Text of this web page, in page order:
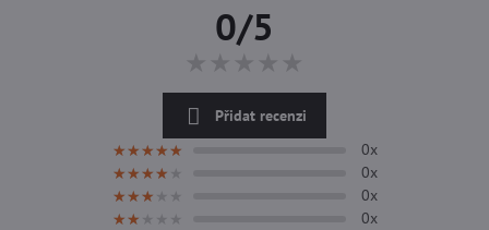
0/5
Přidat recenzi
★★★★★
★★★★★
★★★★★ 0x
★★★★★
★★★★★
★★★★★ 0x
★★★★★
★★★★★
★★★★★ 0x
★★★★★
★★★★★
★★★★★ 0x